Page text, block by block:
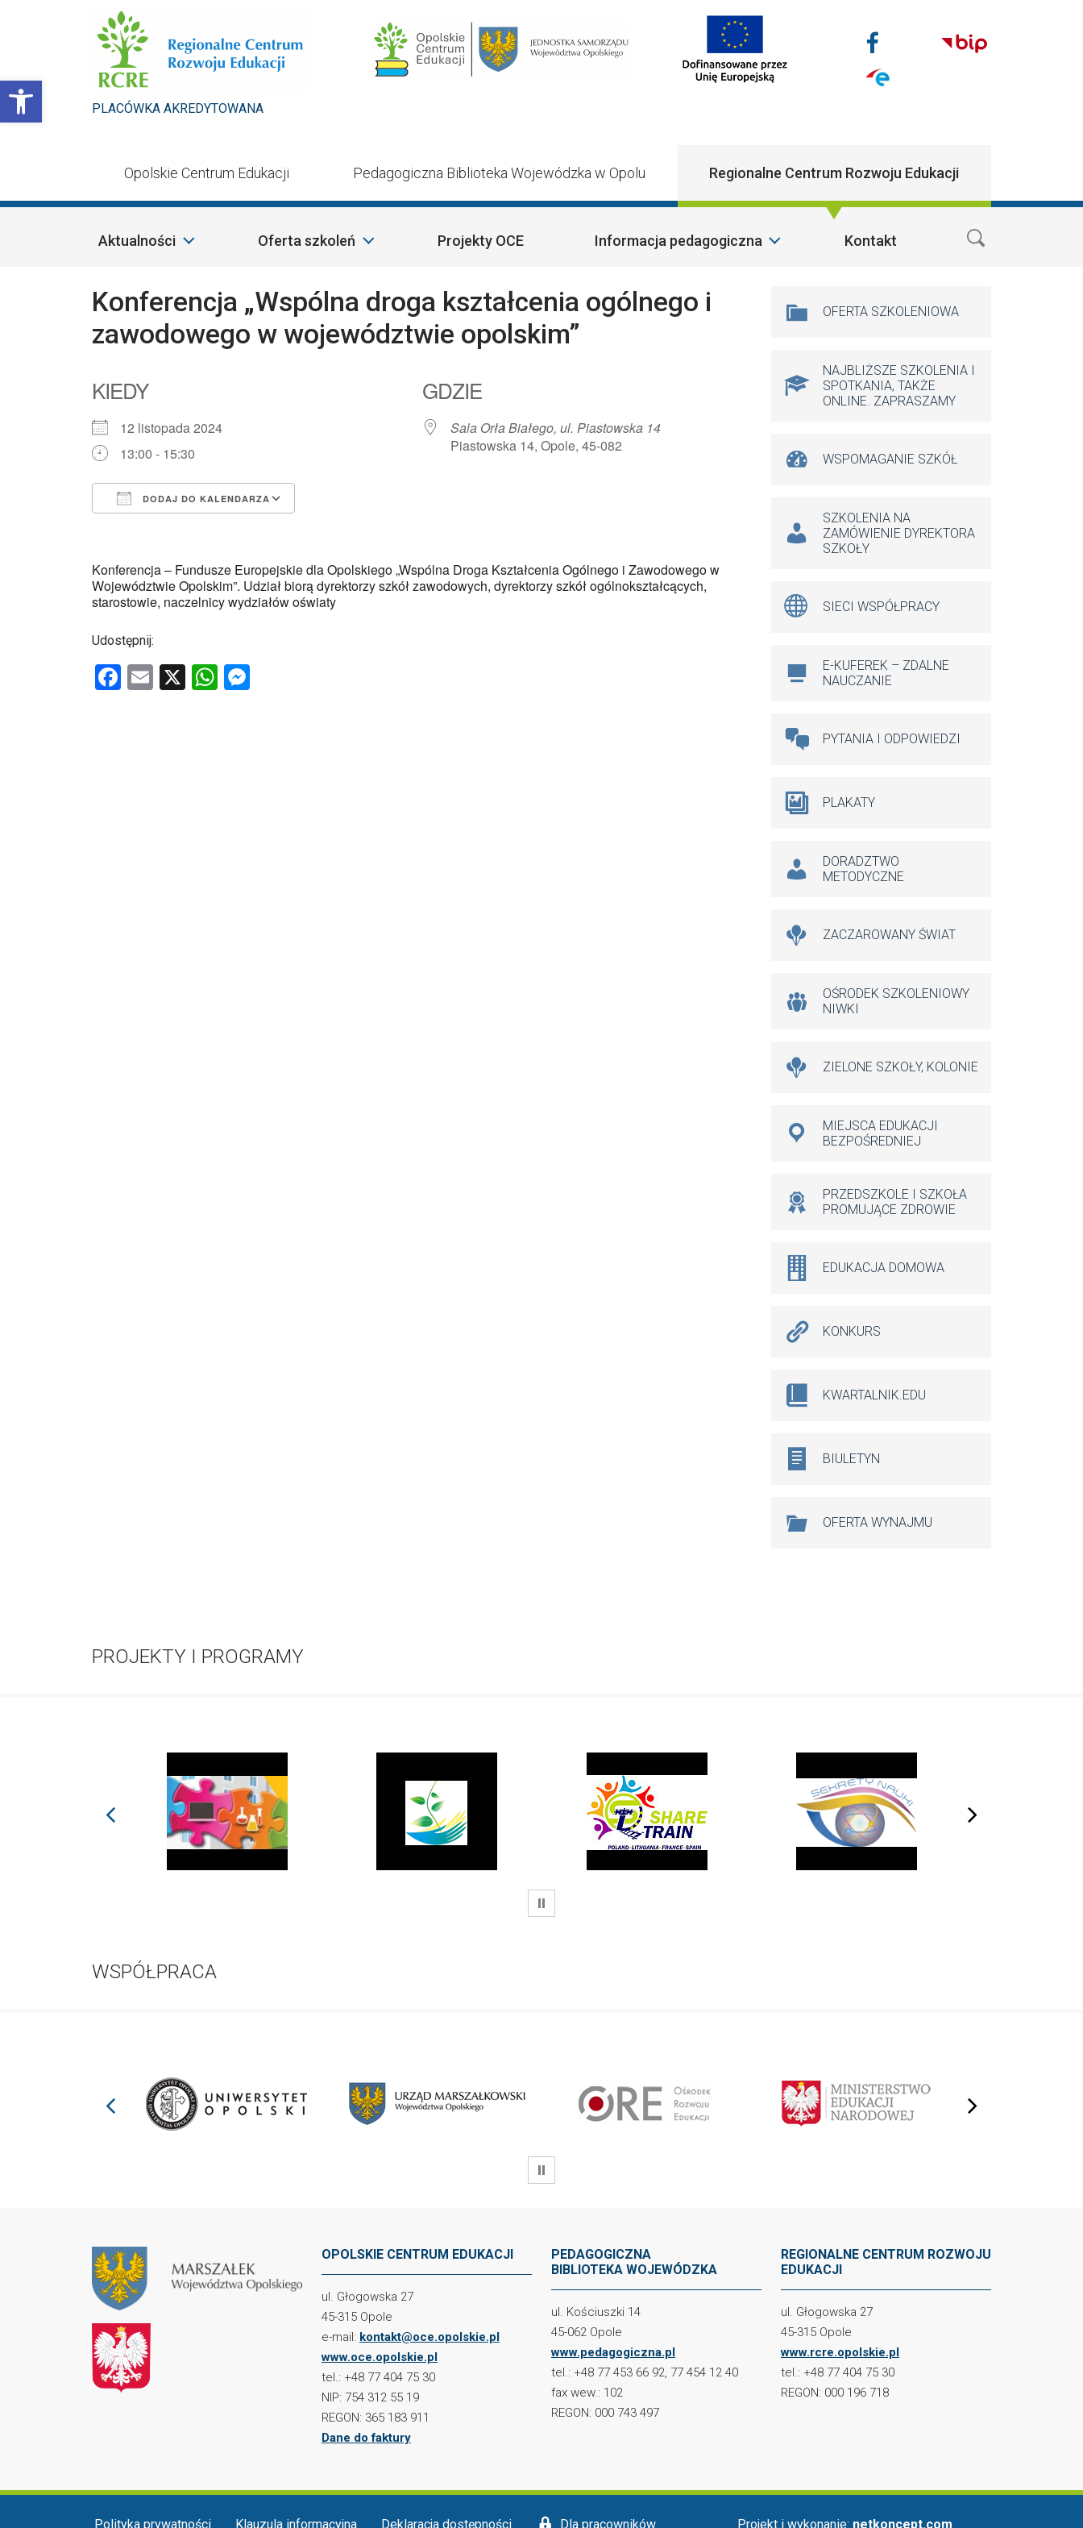
Otwórz pasek narzędzi
PLACÓWKA AKREDYTOWANA
Nasze media
Facebook
Opolskie Centrum Edukacji Pedagogiczna Biblioteka Wojewódzka w Opolu Regionalne Centrum Rozwoju Edukacji
Aktualności Oferta szkoleń Projekty OCE Informacja pedagogiczna Kontakt
Konferencja „Wspólna droga kształcenia ogólnego i
zawodowego w województwie opolskim”
KIEDY
12 listopada 2024
13:00 - 15:30
DODAJ DO KALENDARZA
Outlook Live
GDZIE
Sala Orła Białego, ul. Piastowska 14
Piastowska 14, Opole, 45-082
Konferencja – Fundusze Europejskie dla Opolskiego „Wspólna Droga Kształcenia Ogólnego i Zawodowego w
Województwie Opolskim”. Udział biorą dyrektorzy szkół zawodowych, dyrektorzy szkół ogólnokształcących,
starostowie, naczelnicy wydziałów oświaty
Udostępnij:
F
E
X
W
Na skróty
OFERTA SZKOLENIOWA
NAJBLIŻSZE SZKOLENIA I
SPOTKANIA, TAKŻE
ONLINE. ZAPRASZAMY
WSPOMAGANIE SZKÓŁ
SZKOLENIA NA
ZAMÓWIENIE DYREKTORA
SZKOŁY
SIECI WSPÓŁPRACY
E-KUFEREK – ZDALNE
NAUCZANIE
PYTANIA I ODPOWIEDZI
PLAKATY
DORADZTWO
METODYCZNE
ZACZAROWANY ŚWIAT
OŚRODEK SZKOLENIOWY
NIWKI
ZIELONE SZKOŁY, KOLONIE
MIEJSCA EDUKACJI
BEZPOŚREDNIEJ
PRZEDSZKOLE I SZKOŁA
PROMUJĄCE ZDROWIE
EDUKACJA DOMOWA
KONKURS
KWARTALNIK.EDU
BIULETYN
OFERTA WYNAJMU
PROJEKTY I PROGRAMY
prev next
WSTRZYMAJ
WSPÓŁPRACA
prev next
WSTRZYMAJ
OPOLSKIE CENTRUM EDUKACJI
ul. Głogowska 27
45-315 Opole
e-mail: kontakt@oce.opolskie.pl
www.oce.opolskie.pl
tel.: +48 77 404 75 30
NIP: 754 312 55 19
REGON: 365 183 911
Dane do faktury
PEDAGOGICZNA
BIBLIOTEKA WOJEWÓDZKA
ul. Kościuszki 14
45-062 Opole
www.pedagogiczna.pl
tel.: +48 77 453 66 92, 77 454 12 40
fax wew.: 102
REGON: 000 743 497
REGIONALNE CENTRUM ROZWOJU
EDUKACJI
ul. Głogowska 27
45-315 Opole
www.rcre.opolskie.pl
tel.: +48 77 404 75 30
REGON: 000 196 718
Polityka prywatności Klauzula informacyjna Deklaracja dostępności Dla pracowników Projekt i wykonanie: netkoncept.com